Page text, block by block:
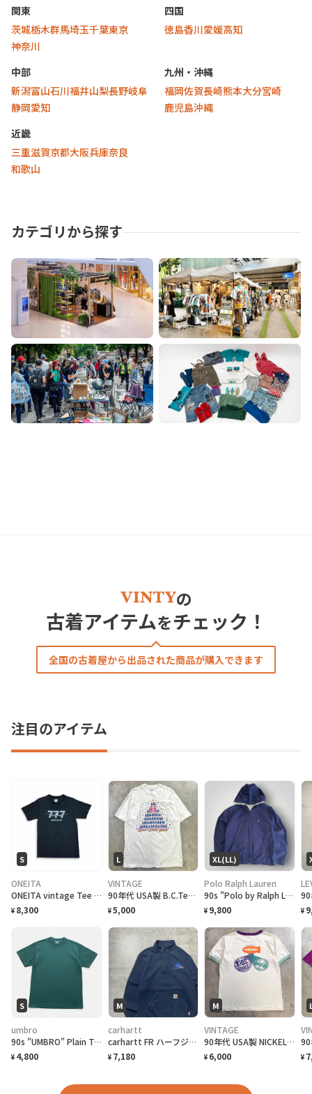
関東
茨城栃木群馬埼玉千葉東京
神奈川
中部
新潟富山石川福井山梨長野岐阜
静岡愛知
近畿
三重滋賀京都大阪兵庫奈良
和歌山
四国
徳島香川愛媛高知
九州・沖縄
福岡佐賀長崎熊本大分宮崎
鹿児島沖縄
カテゴリから探す
ポップアップ マーケット
の
古着アイテムをチェック！
全国の古着屋から出品された商品が購入できます
注目のアイテム
S
ONEITA
ONEITA vintage Tee シングルステッチ Tシャツ BOEING ボーイング
¥ 8,300
L
VINTAGE
90年代 USA製 B.C.Tee celebrate アートプリントTシャツ メンズL相当 古着 90s VINTAGE ヴィンテージ カナダ BC州 100周年記念 シングルステッチ 白色
¥5,000
XL(LL)
Polo Ralph Lauren
90s "Polo by Ralph Lauren" Reversible Hoodie Jacket ポロ ラルフローレン リバーシブル ジャケット[XL]
¥ 9,800 ¥
S
umbro
90s "UMBRO" Plain T-Shirt アンブロ 無地Tシャツ [S]
¥ 4,800
M
carhartt
carhartt FR ハーフジップ 刺繍企業ロゴ ネイビー スウェット
¥ 7,180
M
VINTAGE
90年代 USA製 NICKELODEO KID'S CHOICE AWARDS リンガーTシャツ メンズM 古着 1997 90s VINTAGE ヴィンテージ ニコロデオン キッズチョイスアワード バックプリント 裾シングルステッチ 白色
¥ 6,000 ¥